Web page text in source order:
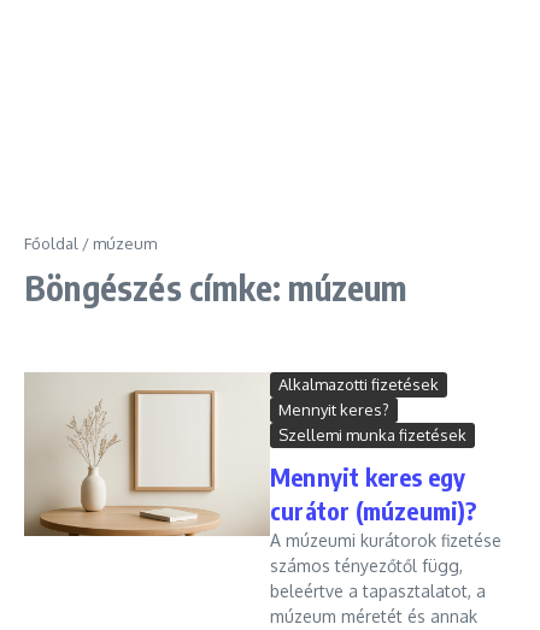
Főoldal / múzeum
Böngészés címke: múzeum
Alkalmazotti fizetések
Mennyit keres?
Szellemi munka fizetések
Mennyit keres egy
curátor (múzeumi)?
A múzeumi kurátorok fizetése
számos tényezőtől függ,
beleértve a tapasztalatot, a
múzeum méretét és annak